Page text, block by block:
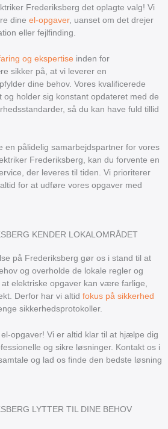
Frederiksberg det oplagte valg! Vi
dine el-opgaver, uanset om det drejer
eller fejlfinding.
og ekspertise inden for
sikker på, at vi leverer en
dine behov. Vores kvalificerede
og holder sig konstant opdateret med de
så du kan have fuld tillid
pålidelig samarbejdspartner for vores
Frederiksberg, kan du forvente en
der leveres til tiden. Vi prioriterer
for at udføre vores opgaver med
KENDER LOKALOMRÅDET
på Frederiksberg gør os i stand til at
og overholde de lokale regler og
elektriske opgaver kan være farlige,
Derfor har vi altid fokus på sikkerhed
sikkerhedsprotokoller.
opgaver! Vi er altid klar til at hjælpe dig
og sikre løsninger. Kontakt os i
og lad os finde den bedste løsning
LYTTER TIL DINE BEHOV